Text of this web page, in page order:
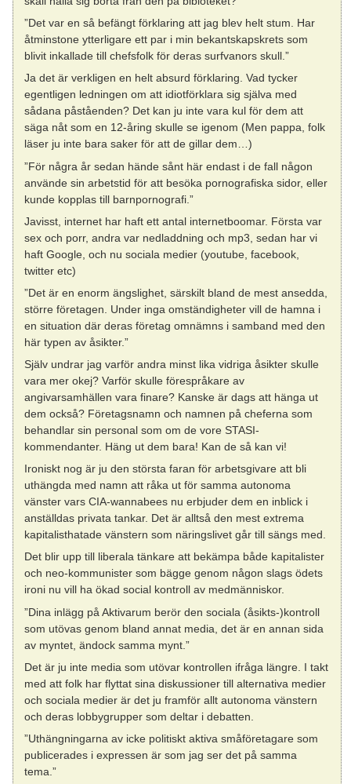
”Det var en så befängt förklaring att jag blev helt stum. Har
åtminstone ytterligare ett par i min bekantskapskrets som
blivit inkallade till chefsfolk för deras surfvanors skull.”
Ja det är verkligen en helt absurd förklaring. Vad tycker
egentligen ledningen om att idiotförklara sig själva med
sådana påståenden? Det kan ju inte vara kul för dem att
säga nåt som en 12-åring skulle se igenom (Men pappa, folk
läser ju inte bara saker för att de gillar dem…)
”För några år sedan hände sånt här endast i de fall någon
använde sin arbetstid för att besöka pornografiska sidor, eller
kunde kopplas till barnpornografi.”
Javisst, internet har haft ett antal internetboomar. Första var
sex och porr, andra var nedladdning och mp3, sedan har vi
haft Google, och nu sociala medier (youtube, facebook,
twitter etc)
”Det är en enorm ängslighet, särskilt bland de mest ansedda,
större företagen. Under inga omständigheter vill de hamna i
en situation där deras företag omnämns i samband med den
här typen av åsikter.”
Själv undrar jag varför andra minst lika vidriga åsikter skulle
vara mer okej? Varför skulle förespråkare av
angivarsamhällen vara finare? Kanske är dags att hänga ut
dem också? Företagsnamn och namnen på cheferna som
behandlar sin personal som om de vore STASI-
kommendanter. Häng ut dem bara! Kan de så kan vi!
Ironiskt nog är ju den största faran för arbetsgivare att bli
uthängda med namn att råka ut för samma autonoma
vänster vars CIA-wannabees nu erbjuder dem en inblick i
anställdas privata tankar. Det är alltså den mest extrema
kapitalisthatade vänstern som näringslivet går till sängs med.
Det blir upp till liberala tänkare att bekämpa både kapitalister
och neo-kommunister som bägge genom någon slags ödets
ironi nu vill ha ökad social kontroll av medmänniskor.
”Dina inlägg på Aktivarum berör den sociala (åsikts-)kontroll
som utövas genom bland annat media, det är en annan sida
av myntet, ändock samma mynt.”
Det är ju inte media som utövar kontrollen ifråga längre. I takt
med att folk har flyttat sina diskussioner till alternativa medier
och sociala medier är det ju framför allt autonoma vänstern
och deras lobbygrupper som deltar i debatten.
”Uthängningarna av icke politiskt aktiva småföretagare som
publicerades i expressen är som jag ser det på samma
tema.”